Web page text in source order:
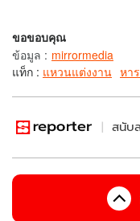
ขอขอบคุณ
ข้อมูล : mirrormedia
แท็ก : แหวนแต่งงาน หา
สนับ